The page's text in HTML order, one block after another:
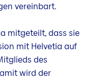
vereinbart.
mitgeteilt, dass sie
mit Helvetia auf
des
wird der